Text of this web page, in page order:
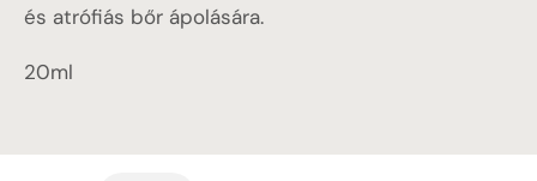
és atrófiás bőr ápolására.
20ml